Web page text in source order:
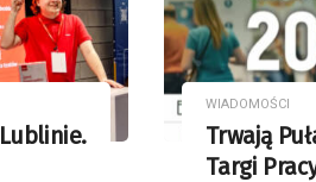
WIADOMOŚCI
Trwają
Targi